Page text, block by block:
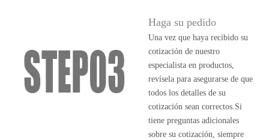
Haga su pedido
Una vez que haya recibido su
cotización de nuestro
especialista en productos,
revísela para asegurarse de que
todos los detalles de su
cotización sean correctos.Si
tiene preguntas adicionales
sobre su cotización, siempre